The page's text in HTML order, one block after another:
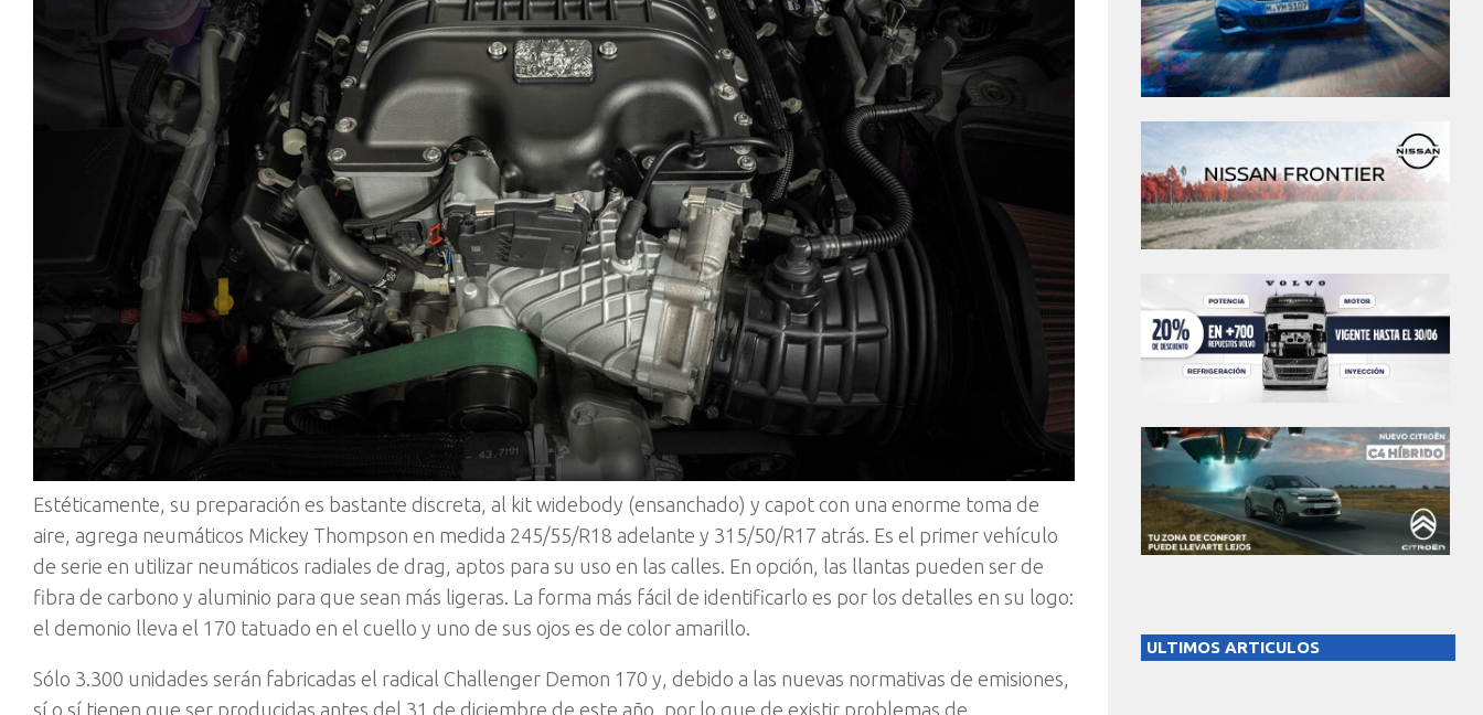
Estéticamente, su preparación es bastante discreta, al kit widebody (ensanchado) y capot con una enorme toma de
aire, agrega neumáticos Mickey Thompson en medida 245/55/R18 adelante y 315/50/R17 atrás. Es el primer vehículo
de serie en utilizar neumáticos radiales de drag, aptos para su uso en las calles. En opción, las llantas pueden ser de
fibra de carbono y aluminio para que sean más ligeras. La forma más fácil de identificarlo es por los detalles en su logo:
el demonio lleva el 170 tatuado en el cuello y uno de sus ojos es de color amarillo.
Sólo 3.300 unidades serán fabricadas el radical Challenger Demon 170 y, debido a las nuevas normativas de emisiones,
sí o sí tienen que ser producidas antes del 31 de diciembre de este año, por lo que de existir problemas de
ULTIMOS ARTICULOS